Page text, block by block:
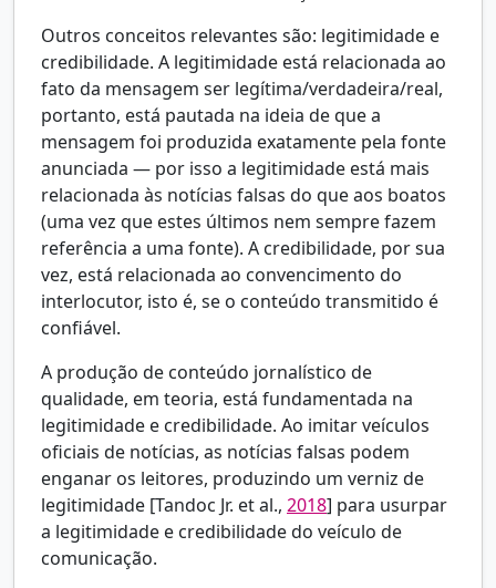
Outros conceitos relevantes são: legitimidade e
credibilidade. A legitimidade está relacionada ao
fato da mensagem ser legítima/verdadeira/real,
portanto, está pautada na ideia de que a
mensagem foi produzida exatamente pela fonte
anunciada — por isso a legitimidade está mais
relacionada às notícias falsas do que aos boatos
(uma vez que estes últimos nem sempre fazem
referência a uma fonte). A credibilidade, por sua
vez, está relacionada ao convencimento do
interlocutor, isto é, se o conteúdo transmitido é
confiável.
A produção de conteúdo jornalístico de
qualidade, em teoria, está fundamentada na
legitimidade e credibilidade. Ao imitar veículos
oficiais de notícias, as notícias falsas podem
enganar os leitores, produzindo um verniz de
legitimidade [Tandoc Jr. et al., 2018] para usurpar
a legitimidade e credibilidade do veículo de
comunicação.